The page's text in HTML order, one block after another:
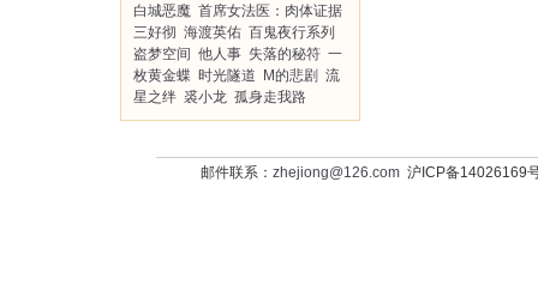
白城恶魔 首席女法医：肉体证据
三好彻 海渡英佑 百鬼夜行系列
盗梦空间 他人事 失落的秘符 一
枚黄金蝶 时光隧道 M的悲剧 流
星之绊 裘小龙 孤身走我路
邮件联系： zhejiong@126.com沪ICP备14026169